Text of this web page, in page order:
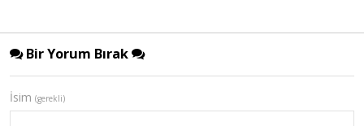
Bir Yorum Bırak
İsim (gerekli)